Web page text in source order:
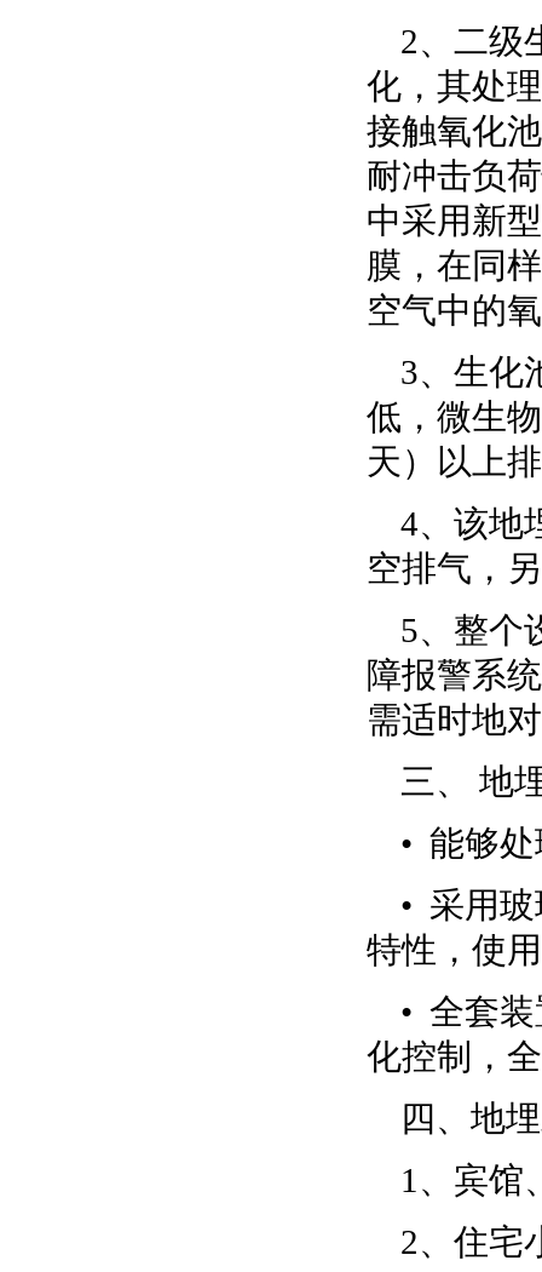
2、二级
化，其处
接触氧化
耐冲击负
中采用新
膜，在同
空气中的
3、生化
低，微生
天）以上
4、该地
空排气，
5、整个
障报警系
需适时地
三、 地
• 能够
• 采用
特性，使
• 全套
化控制，
四、地
1、宾馆
2、住宅